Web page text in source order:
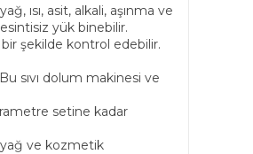
ısı, asit, alkali, aşınma ve
yük binebilir.
şekilde kontrol edebilir.
sıvı dolum makinesi ve
setine kadar
yağ ve kozmetik